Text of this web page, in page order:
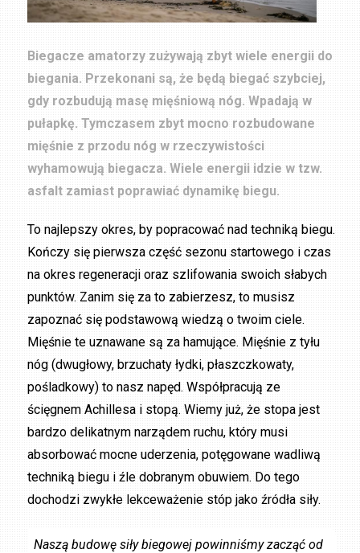
Biegacze amatorzy zużywają zbyt wiele energii do
biegania. Przekonani są, że będą biegać szybciej,
gdy rozbudują masę mięśniową nóg. Wpadają w
pułapkę. Tymczasem zbyt mocno rozbudowane
mięśnie z przodu nóg w rzeczywistości
wyhamowują biegacza. Wiele energii idzie w tzw.
asfalt zamiast poprawiać dynamikę biegu.
To najlepszy okres, by popracować nad techniką biegu.
Kończy się pierwsza część sezonu startowego i czas
na okres regeneracji oraz szlifowania swoich słabych
punktów. Zanim się za to zabierzesz, to musisz
zapoznać się podstawową wiedzą o twoim ciele.
Mięśnie te uznawane są za hamujące. Mięśnie z tyłu
nóg (dwugłowy, brzuchaty łydki, płaszczkowaty,
pośladkowy) to nasz napęd. Współpracują ze
ścięgnem Achillesa i stopą. Wiemy już, że stopa jest
bardzo delikatnym narządem ruchu, który musi
absorbować mocne uderzenia, potęgowane wadliwą
techniką biegu i źle dobranym obuwiem. Do tego
dochodzi zwykłe lekceważenie stóp jako źródła siły.
Naszą budowę siły biegowej powinniśmy zacząć od